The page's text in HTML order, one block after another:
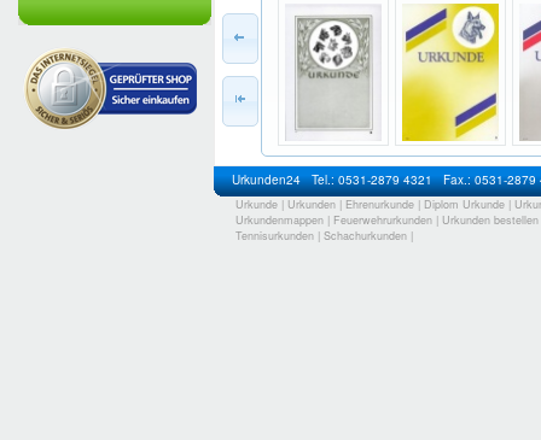
Urkunden24 Tel.: 0531-2879 4321 Fax.: 0531-2879
Urkunde | Urkunden | Ehrenurkunde | Diplom Urkunde |
Urkundenmappen | Feuerwehrurkunden | Urkunden bestellen
Tennisurkunden | Schachurkunden |